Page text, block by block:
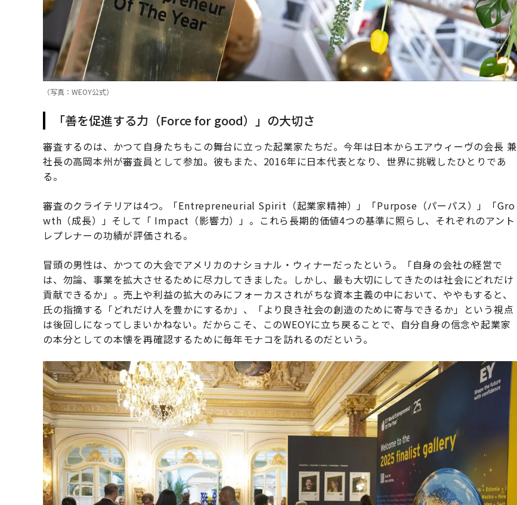
（写真：WEOY公式）
「善を促進する力（Force for good）」の大切さ
審査するのは、かつて自身たちもこの舞台に立った起業家たちだ。今年は日本からエアウィーヴの会長 兼
社長の高岡本州が審査員として参加。彼もまた、2016年に日本代表となり、世界に挑戦したひとりであ
る。
審査のクライテリアは4つ。「Entrepreneurial Spirit（起業家精神）」「Purpose（パーパス）」「Gro
wth（成長）」そして「 Impact（影響力）」。これら長期的価値4つの基準に照らし、それぞれのアント
レプレナーの功績が評価される。
冒頭の男性は、かつての大会でアメリカのナショナル・ウィナーだったという。「自身の会社の経営で
は、勿論、事業を拡大させるために尽力してきました。しかし、最も大切にしてきたのは社会にどれだけ
貢献できるか」。売上や利益の拡大のみにフォーカスされがちな資本主義の中において、ややもすると、
氏の指摘する「どれだけ人を豊かにするか」、「より良き社会の創造のために寄与できるか」という視点
は後回しになってしまいかねない。だからこそ、このWEOYに立ち戻ることで、自分自身の信念や起業家
の本分としての本懐を再確認するために毎年モナコを訪れるのだという。